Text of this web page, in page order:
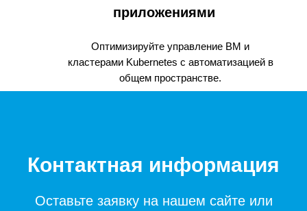
Оптимизируйте управление ВМ и
кластерами Kubernetes с автоматизацией в
общем пространстве.
приложениями
Контактная информация
Оставьте заявку на нашем сайте или